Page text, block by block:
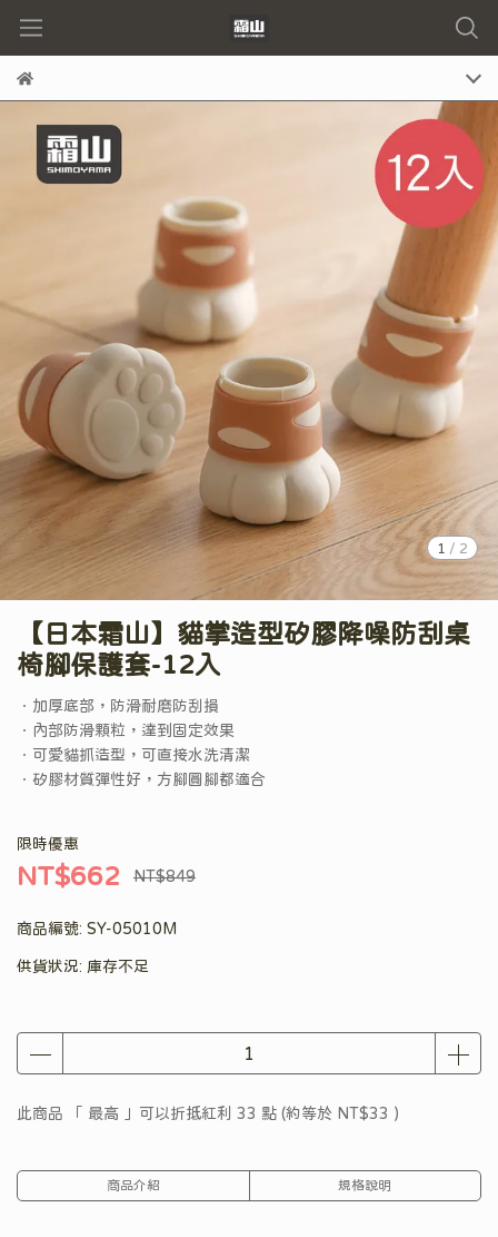
1 / 2
【日本霜山】貓掌造型矽膠降噪防刮桌
椅腳保護套-12入
．加厚底部，防滑耐磨防刮損
．內部防滑顆粒，達到固定效果
．可愛貓抓造型，可直接水洗清潔
．矽膠材質彈性好，方腳圓腳都適合
限時優惠
NT$662 NT$849
商品編號: SY-05010M
供貨狀況: 庫存不足
此商品 「 最高 」可以折抵紅利 33 點 (約等於 NT$33 )
商品介紹 規格說明